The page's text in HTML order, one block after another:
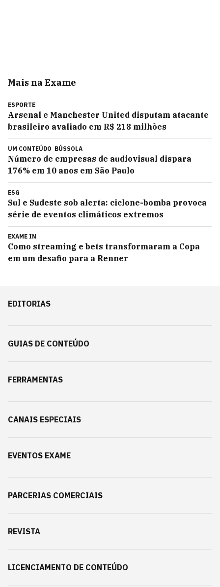
Mais na Exame
ESPORTE
Arsenal e Manchester United disputam atacante
brasileiro avaliado em R$ 218 milhões
UM CONTEÚDO BÚSSOLA
Número de empresas de audiovisual dispara
176% em 10 anos em São Paulo
ESG
Sul e Sudeste sob alerta: ciclone-bomba provoca
série de eventos climáticos extremos
EXAME IN
Como streaming e bets transformaram a Copa
em um desafio para a Renner
EDITORIAS
GUIAS DE CONTEÚDO
FERRAMENTAS
CANAIS ESPECIAIS
EVENTOS EXAME
PARCERIAS COMERCIAIS
REVISTA
LICENCIAMENTO DE CONTEÚDO